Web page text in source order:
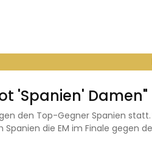
'Spanien' Damen"
den Top-Gegner Spanien
die EM im Finale gegen